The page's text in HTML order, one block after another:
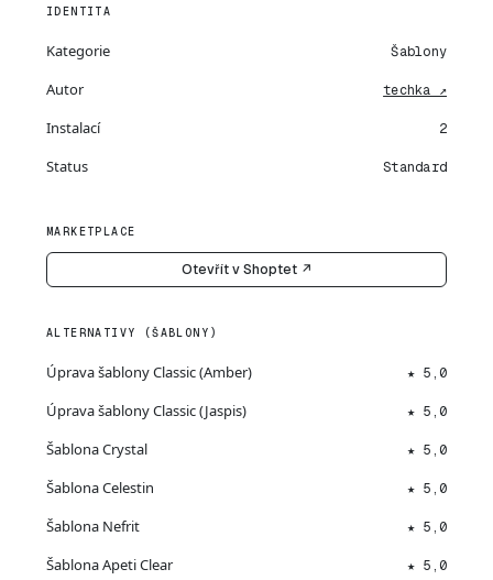
IDENTITA
Kategorie Šablony
Autor techka ↗
Instalací 2
Status Standard
MARKETPLACE
Otevřít v Shoptet ↗
ALTERNATIVY (ŠABLONY)
Úprava šablony Classic (Amber) ★ 5,0
Úprava šablony Classic (Jaspis) ★ 5,0
Šablona Crystal ★ 5,0
Šablona Celestin ★ 5,0
Šablona Nefrit ★ 5,0
Šablona Apeti Clear ★ 5,0